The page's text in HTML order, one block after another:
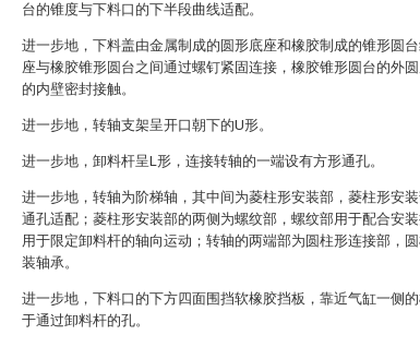
台的锥度与下料口的下半段曲线适配。
进一步地，下料盖由金属制成的圆形底座和橡胶制成的锥形圆
座与橡胶锥形圆台之间通过螺钉紧固连接，橡胶锥形圆台的外
的内壁密封接触。
进一步地，转轴支架呈开口朝下的U形。
进一步地，卸料杆呈L形，连接转轴的一端设有方形通孔。
进一步地，转轴为阶梯轴，其中间为菱柱形安装部，菱柱形安
通孔适配；菱柱形安装部的两侧为螺纹部，螺纹部用于配合安
用于限定卸料杆的轴向运动；转轴的两端部为圆柱形连接部，
装轴承。
进一步地，下料口的下方四面围挡软橡胶挡板，靠近气缸一侧
于通过卸料杆的孔。